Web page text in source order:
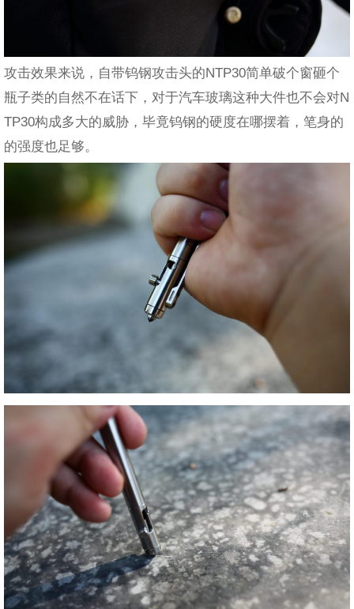
攻击效果来说，自带钨钢攻击头的NTP30简单破个窗砸个
瓶子类的自然不在话下，对于汽车玻璃这种大件也不会对N
TP30构成多大的威胁，毕竟钨钢的硬度在哪摆着，笔身的
的强度也足够。